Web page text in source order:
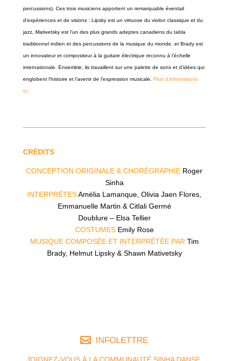
percussions). Ces trois musiciens apportent un remarquable éventail
d’expériences et de visions : Lipsky est un virtuose du violon classique et du
jazz, Mativetsky est l’un des plus grands adeptes canadiens du tabla
traditionnel indien et des percussions de la musique du monde, et Brady est
un innovateur et compositeur à la guitare électrique reconnu à l’échelle
internationale. Ensemble, ils travaillent sur une palette de sons et d’idées qui
englobent l’histoire et l’avenir de l’expression musicale. Plus d’informations
ici.
CRÉDITS
CONCEPTION ORIGINALE & CHORÉGRAPHIE Roger
Sinha
INTERPRÈTESAmélia Lamanque, Olivia Jaen Flores,
Emmanuelle Martin & Citlali Germé
Doublure – Elsa Tellier
COSTUMES Emily Rose
MUSIQUE COMPOSÉE ET INTERPRÉTÉE PAR Tim
Brady, Helmut Lipsky & Shawn Mativetsky
INFOLETTRE
JOIGNEZ-VOUS À LA COMMUNAUTÉ SINHA DANSE.